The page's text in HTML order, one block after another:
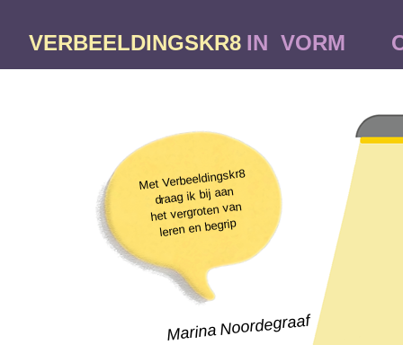
VERBEELDINGSKR8 IN VORM
Marina Noordegraaf
Met Verbeeldingskr8
draag ik bij aan
het vergroten van
leren en begrip